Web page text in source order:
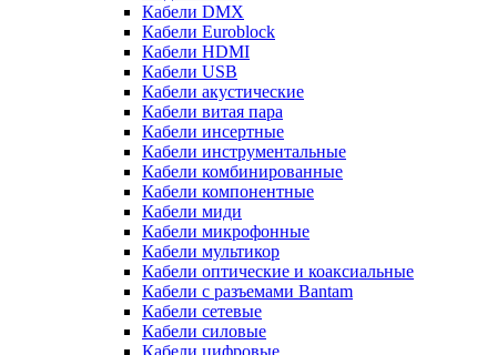
Кабели DMX
Кабели Euroblock
Кабели HDMI
Кабели USB
Кабели акустические
Кабели витая пара
Кабели инсертные
Кабели инструментальные
Кабели комбинированные
Кабели компонентные
Кабели миди
Кабели микрофонные
Кабели мультикор
Кабели оптические и коаксиальные
Кабели с разъемами Bantam
Кабели сетевые
Кабели силовые
Кабели цифровые